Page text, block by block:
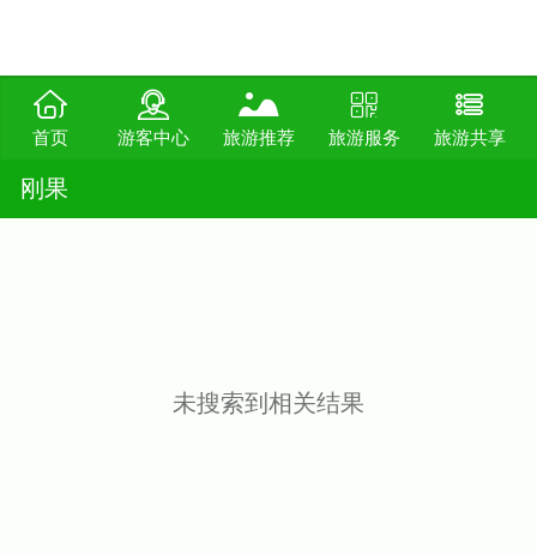
首页 游客中心 旅游推荐 旅游服务 旅游共享
刚果
未搜索到相关结果